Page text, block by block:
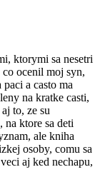
ktorymi sa nesetri
co ocenil moj syn,
a casto ma
na kratke casti,
to, ze su
na ktore sa deti
ale kniha
osoby, comu sa
aj ked nechapu,